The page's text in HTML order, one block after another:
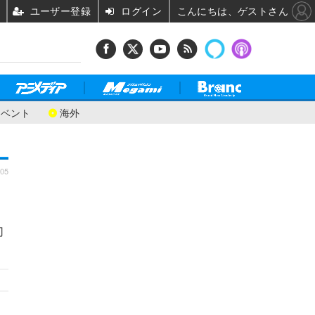
ント 海外
ユーザー登録 ログイン こんにちは、ゲストさん